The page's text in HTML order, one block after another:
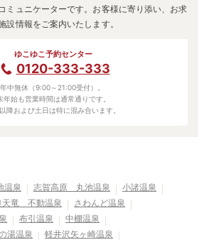
ミュニケーターです。お客様に寄り添い、お求
設情報をご案内いたします。
ゆこゆこ予約センター
0120-333-333
中無休（9:00～21:00受付）。
年始も営業時間は通常通りです。
降および土日は特に混み合います。
温泉 志賀高原 丸池温泉
小諸温泉
天竜 不動温泉
さわんど温泉
布引温泉
中棚温泉
湯温泉
軽井沢矢ヶ崎温泉